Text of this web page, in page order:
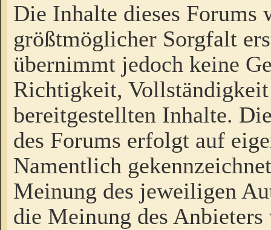
Die Inhalte dieses Forums
größtmöglicher Sorgfalt
übernimmt jedoch keine
Richtigkeit,
bereitgestellten Inhalte.
des Forums erfolgt auf
Namentlich
Meinung des jeweiligen
die Meinung des Anbieters